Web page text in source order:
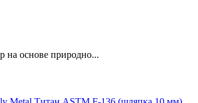
на основе природно...